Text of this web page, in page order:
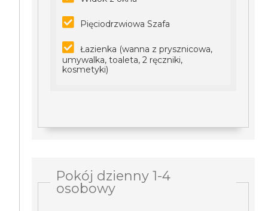
Pięciodrzwiowa Szafa
Łazienka (wanna z prysznicowa,
umywalka, toaleta, 2 ręczniki,
kosmetyki)
Pokój dzienny 1-4
osobowy